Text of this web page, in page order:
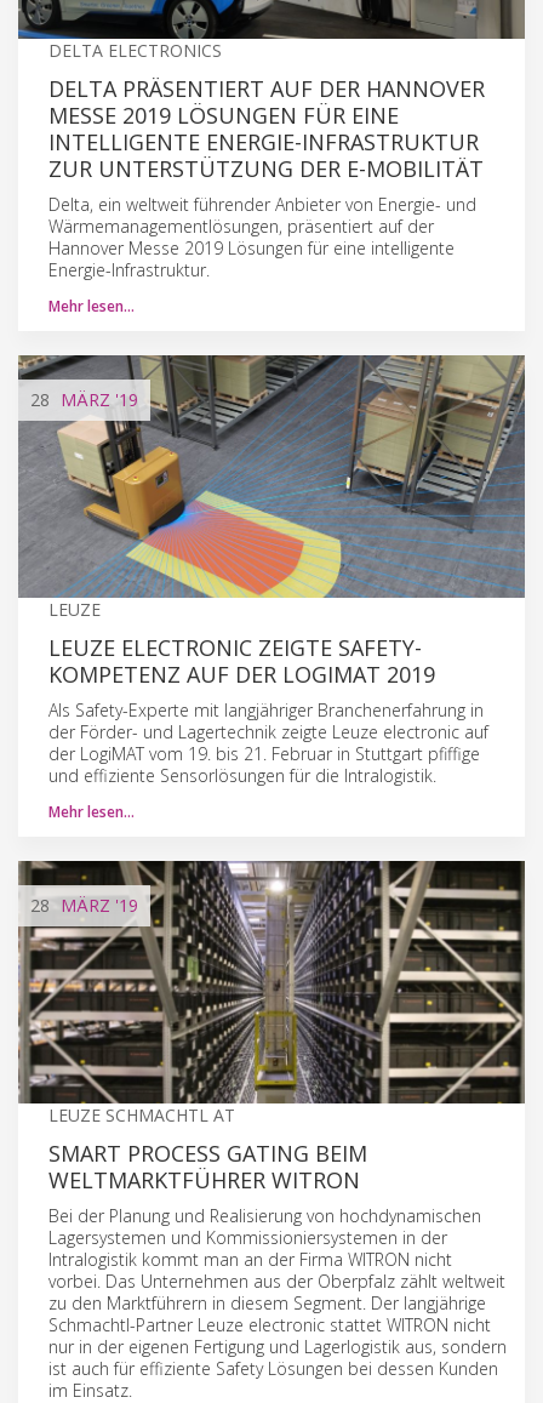
DELTA ELECTRONICS
DELTA PRÄSENTIERT AUF DER HANNOVER
MESSE 2019 LÖSUNGEN FÜR EINE
INTELLIGENTE ENERGIE-INFRASTRUKTUR
ZUR UNTERSTÜTZUNG DER E-MOBILITÄT
Delta, ein weltweit führender Anbieter von Energie- und
Wärmemanagementlösungen, präsentiert auf der
Hannover Messe 2019 Lösungen für eine intelligente
Energie-Infrastruktur.
Mehr lesen…
28 MÄRZ '19
LEUZE
LEUZE ELECTRONIC ZEIGTE SAFETY-
KOMPETENZ AUF DER LOGIMAT 2019
Als Safety-Experte mit langjähriger Branchenerfahrung in
der Förder- und Lagertechnik zeigte Leuze electronic auf
der LogiMAT vom 19. bis 21. Februar in Stuttgart pfiffige
und effiziente Sensorlösungen für die Intralogistik.
Mehr lesen…
28 MÄRZ '19
LEUZE SCHMACHTL AT
SMART PROCESS GATING BEIM
WELTMARKTFÜHRER WITRON
Bei der Planung und Realisierung von hochdynamischen
Lagersystemen und Kommissioniersystemen in der
Intralogistik kommt man an der Firma WITRON nicht
vorbei. Das Unternehmen aus der Oberpfalz zählt weltweit
zu den Marktführern in diesem Segment. Der langjährige
Schmachtl-Partner Leuze electronic stattet WITRON nicht
nur in der eigenen Fertigung und Lagerlogistik aus, sondern
ist auch für effiziente Safety Lösungen bei dessen Kunden
im Einsatz.